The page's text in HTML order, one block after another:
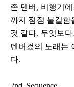
존 덴버, 비행기
까지 점점 불길함
것 같다. 무엇보
덴버겄의 노래는
다.